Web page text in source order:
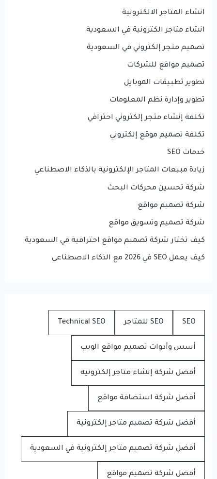
انشاء المتاجر الالكترونية
انشاء متاجر الكترونية في السعودية
تصميم متجر إلكتروني في السعودية
تصميم مواقع للشركات
تطوير تطبيقات الموبايل
تطوير وإدارة نظم المعلومات
تكلفة إنشاء متجر إلكتروني احترافي
تكلفة تصميم موقع إلكتروني
خدمات SEO
زيادة مبيعات المتاجر الإلكترونية بالذكاء الاصطناعي
شركة تحسين محركات البحث
شركة تصميم مواقع
شركة تصميم وتسويق مواقع
كيف تختار شركة تصميم مواقع احترافية في السعودية
كيف يعمل SEO في 2026 مع الذكاء الاصطناعي
SEO SEO للمتاجر Technical SEO
أسس وأدوات تصميم مواقع الويب
أفضل شركة إنشاء متاجر إلكترونية
أفضل شركة استضافة مواقع
أفضل شركة تصميم متاجر إلكترونية
أفضل شركة تصميم متاجر إلكترونية في السعودية
أفضل شركة تصميم مواقع